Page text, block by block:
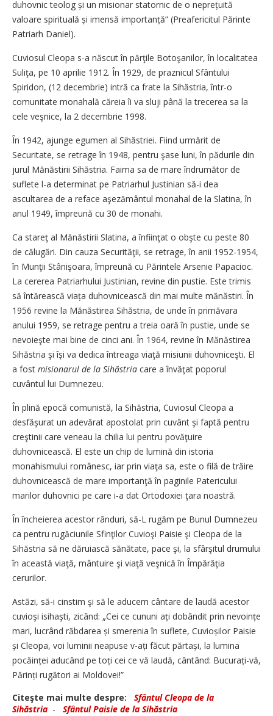
duhovnic teolog și un misionar statornic de o neprețuită
valoare spirituală și imensă importanță” (Preafericitul Părinte
Patriarh Daniel).
Cuviosul Cleopa s-a născut în părţile Botoşanilor, în localitatea
Suliţa, pe 10 aprilie 1912. În 1929, de praznicul Sfântului
Spiridon, (12 decembrie) intră ca frate la ­Sihăstria, într-o
comunitate monahală căreia îi va sluji până la trecerea sa la
cele veşnice, la 2 decembrie 1998.
În 1942, ajunge egumen al Sihăstriei. Fiind urmărit de
Securitate, se retrage în 1948, pentru şase luni, în pădurile din
jurul Mănăstirii Sihăstria. Faima sa de mare îndrumător de
suflete l-a determinat pe Patriarhul Justinian să-i dea
ascultarea de a reface aşezământul monahal de la Slatina, în
anul 1949, împreună cu 30 de monahi.
Ca stareţ al Mănăstirii Slatina, a înfiinţat o obşte cu peste 80
de călugări. Din cauza Securităţii, se retrage, în anii 1952-1954,
în Munţii Stânişoara, împreună cu Părintele Arsenie Papacioc.
La cererea Patriarhului Justinian, revine din pustie. Este trimis
să întărească viața duhovnicească din mai multe mănăstiri. În
1956 revine la Mănăstirea Sihăstria, de unde în primăvara
anului 1959, se retrage pentru a treia oară în pustie, unde se
nevoieşte mai bine de cinci ani. În 1964, revine în Mănăstirea
Sihăstria şi își va dedica întreaga viaţă misiunii duhovniceşti. El
a fost misionarul de la Sihăstria care a învăţat poporul
cuvântul lui Dumnezeu.
În plină epocă comunistă, la Sihăstria, Cuviosul Cleopa a
desfăşurat un adevărat apostolat prin cuvânt şi faptă pentru
creştinii care veneau la chilia lui pentru povăţuire
duhovnicească. El este un chip de lumină din istoria
monahismului românesc, iar prin viaţa sa, este o filă de trăire
duhovnicească de mare importanţă în paginile Patericului
marilor duhovnici pe care i-a dat Ortodoxiei ţara noastră.
În încheierea acestor rânduri, să-L rugăm pe Bunul Dumnezeu
ca pentru rugăciunile Sfinţilor Cuvioşi Paisie şi Cleopa de la
Sihăstria să ne dăruiască sănătate, pace şi, la sfârşitul drumului
în această viaţă, mântuire şi viaţă veşnică în Împărăţia
cerurilor.
Astăzi, să-i cinstim şi să le aducem cântare de laudă acestor
cuvioşi isihaşti, zicând: „Cei ce cununi ați dobândit prin nevoințe
mari, lucrând răbdarea și smerenia în suflete, Cuvioșilor Paisie
și Cleopa, voi luminii neapuse v-ați făcut părtași, la lumina
pocăinței aducând pe toți cei ce vă laudă, cântând: Bucurați-vă,
Părinți rugători ai Moldovei!”
Citeşte mai multe despre:
Sfântul Cleopa de la
Sihăstria - Sfântul Paisie de la Sihăstria